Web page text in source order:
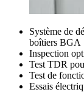
Système de
boîtiers BGA
Inspection
Test TDR
Test de
Essais